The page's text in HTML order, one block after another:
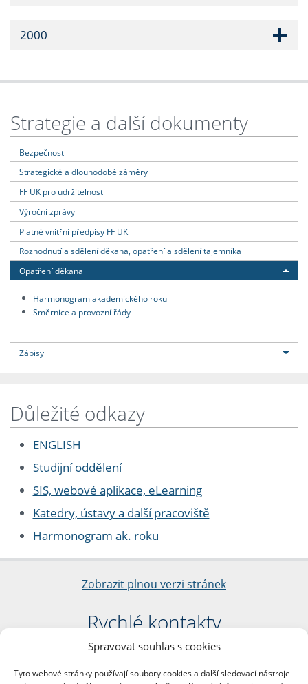
Spravovat souhlas s cookies
Tyto webové stránky používají soubory cookies a další sledovací nástroje
2000
Strategie a další dokumenty
Bezpečnost
Strategické a dlouhodobé záměry
FF UK pro udržitelnost
Výroční zprávy
Platné vnitřní předpisy FF UK
Rozhodnutí a sdělení děkana, opatření a sdělení tajemníka
Opatření děkana
Harmonogram akademického roku
Směrnice a provozní řády
Zápisy
Důležité odkazy
ENGLISH
Studijní oddělení
SIS, webové aplikace, eLearning
Katedry, ústavy a další pracoviště
Harmonogram ak. roku
Zobrazit plnou verzi stránek
Rychlé kontakty
Filozofická fakulta
nám. Jana Palacha 1/2